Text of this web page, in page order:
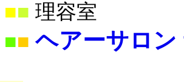
■ 理容室
■■ ヘアーサロン